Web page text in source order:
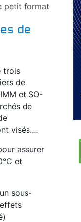
petit format
de
trois
de
et SO-
de
visés....
assurer
et
sous-